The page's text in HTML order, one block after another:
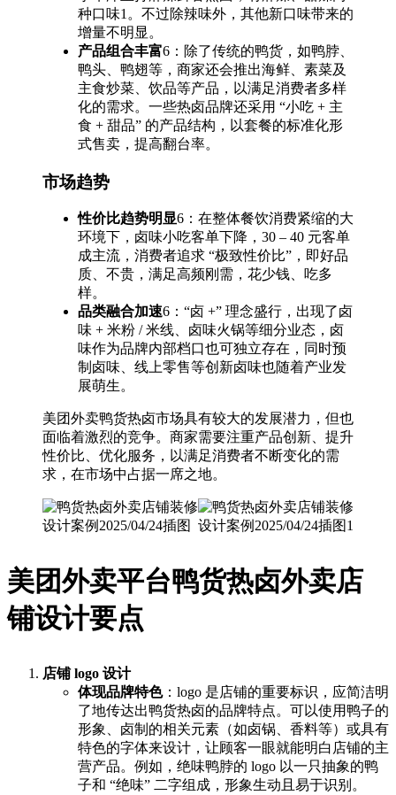
种口味1。不过除辣味外，其他新口味带来的
增量不明显。
产品组合丰富6：除了传统的鸭货，如鸭脖、
鸭头、鸭翅等，商家还会推出海鲜、素菜及
主食炒菜、饮品等产品，以满足消费者多样
化的需求。一些热卤品牌还采用 “小吃 + 主
食 + 甜品” 的产品结构，以套餐的标准化形
式售卖，提高翻台率。
市场趋势
性价比趋势明显6：在整体餐饮消费紧缩的大
环境下，卤味小吃客单下降，30 – 40 元客单
成主流，消费者追求 “极致性价比”，即好品
质、不贵，满足高频刚需，花少钱、吃多
样。
品类融合加速6：“卤 +” 理念盛行，出现了卤
味 + 米粉 / 米线、卤味火锅等细分业态，卤
味作为品牌内部档口也可独立存在，同时预
制卤味、线上零售等创新卤味也随着产业发
展萌生。
美团外卖鸭货热卤市场具有较大的发展潜力，但也
面临着激烈的竞争。商家需要注重产品创新、提升
性价比、优化服务，以满足消费者不断变化的需
求，在市场中占据一席之地。
美团外卖平台鸭货热卤外卖店
铺设计要点
店铺 logo 设计
体现品牌特色：logo 是店铺的重要标识，应简洁明
了地传达出鸭货热卤的品牌特点。可以使用鸭子的
形象、卤制的相关元素（如卤锅、香料等）或具有
特色的字体来设计，让顾客一眼就能明白店铺的主
营产品。例如，绝味鸭脖的 logo 以一只抽象的鸭
子和 “绝味” 二字组成，形象生动且易于识别。